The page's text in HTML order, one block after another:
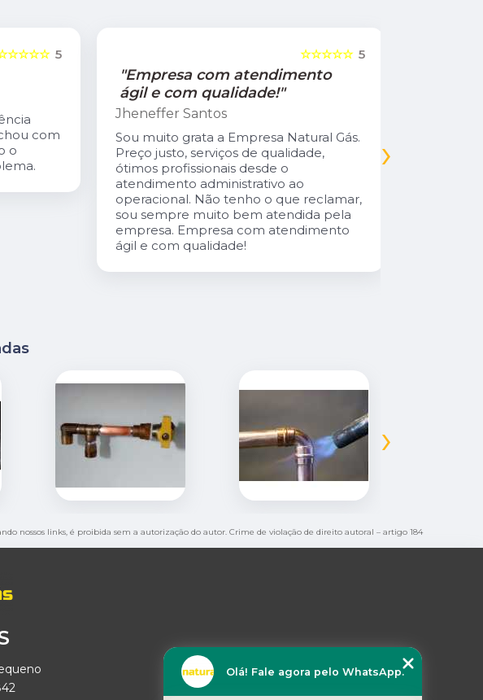
5
com
o
5
☆☆☆☆☆
"Empresa com atendimento
ágil e com qualidade!"
Jheneffer Santos
Sou muito grata a Empresa Natural Gás.
Preço justo, serviços de qualidade,
ótimos profissionais desde o
atendimento administrativo ao
operacional. Não tenho o que reclamar,
sou sempre muito bem atendida pela
empresa. Empresa com atendimento
ágil e com qualidade!
›
›
nossos links, é proibida sem a autorização do autor. Crime de violação de direito autoral – artigo 184
Olá! Fale agora pelo WhatsApp.